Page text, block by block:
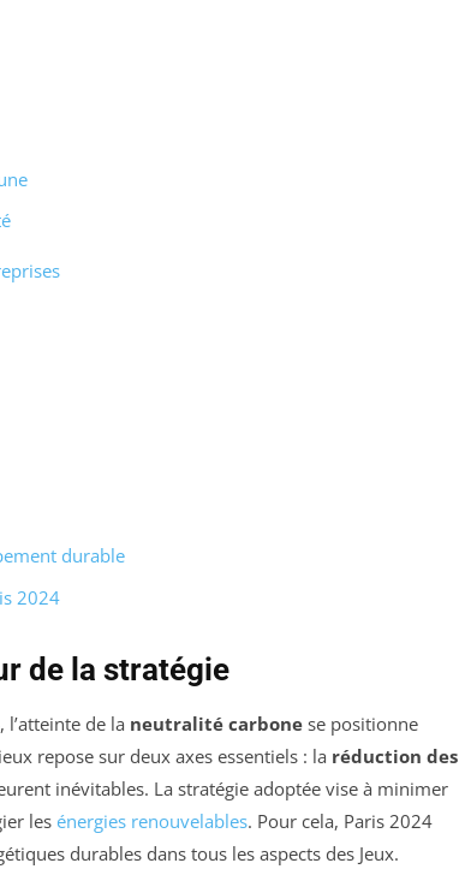
durable
2024
de la stratégie
de la neutralité carbone se positionne
repose sur deux axes essentiels : la réduction des
inévitables. La stratégie adoptée vise à minimer
les énergies renouvelables. Pour cela, Paris 2024
durables dans tous les aspects des Jeux.